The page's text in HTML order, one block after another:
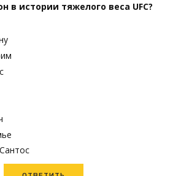
в истории тяжелого веса UFC?